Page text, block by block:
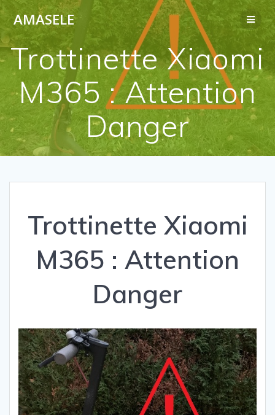
Passer
au
contenu
AMASELE
Trottinette Xiaomi
M365 : Attention
Danger
Trottinette Xiaomi
M365 : Attention
Danger